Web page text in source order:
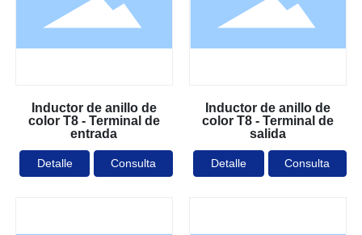
Inductor de anillo de
color T8 - Terminal de
entrada
Detalle Consulta
Inductor de anillo de
color T8 - Terminal de
salida
Detalle Consulta